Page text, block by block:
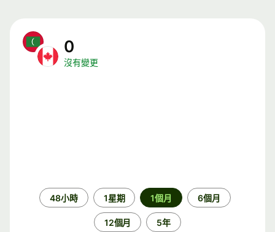
0
沒有變更
48小時 1星期 1個月 6個月
12個月 5年